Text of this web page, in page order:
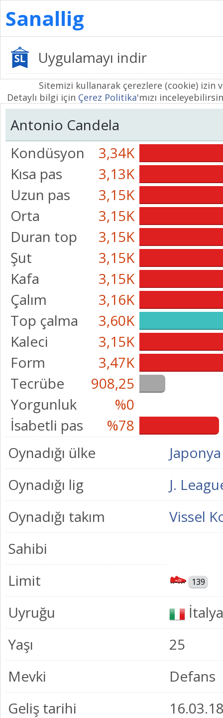
Sanallig
Uygulamayı indir
Sitemizi kullanarak çerezlere (cookie) izin
Detaylı bilgi için Çerez Politika'mızı
Antonio Candela
Kondüsyon
3,34K
Kısa pas
3,13K
Uzun pas
3,15K
Orta
3,15K
Duran top
3,15K
Şut
3,15K
Kafa
3,15K
Çalım
3,16K
Top çalma
3,60K
Kaleci
3,15K
Form
3,47K
Tecrübe
908,25
Yorgunluk
%0
İsabetli pas
%78
Oynadığı ülke
Japonya
Oynadığı lig
J.
Oynadığı takım
Vissel
Sahibi
Limit
139
Uyruğu
İtalya
Yaşı
25
Mevki
Defans
Geliş tarihi